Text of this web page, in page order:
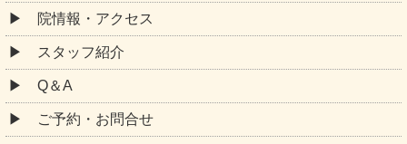
院情報・アクセス
スタッフ紹介
Q＆A
ご予約・お問合せ